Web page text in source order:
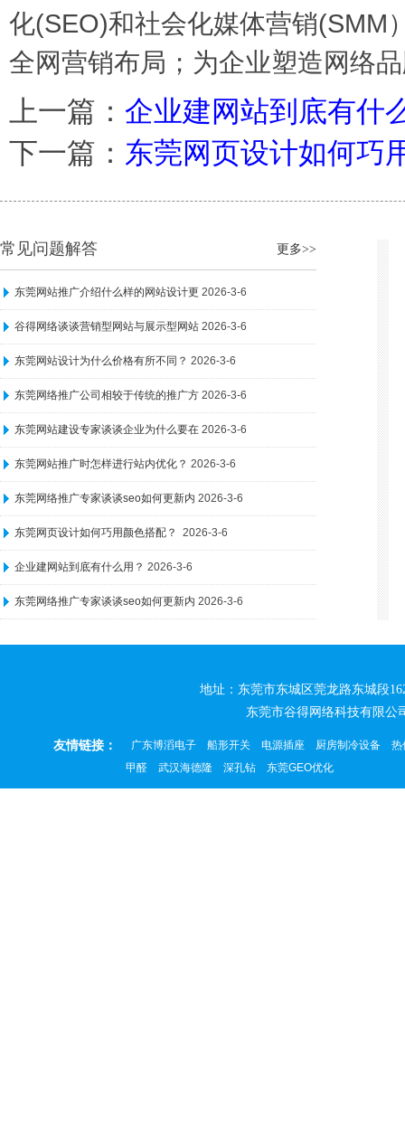
化(SEO)和社会化媒体营销(SMM
全网营销布局；为企业塑造网络
上一篇： 企业建网站到底有什
下一篇： 东莞网页设计如何巧
常见问题解答 更多>>
东莞网站推广介绍什么样的网站设计更 2026-3-6
谷得网络谈谈营销型网站与展示型网站 2026-3-6
东莞网站设计为什么价格有所不同？ 2026-3-6
东莞网络推广公司相较于传统的推广方 2026-3-6
东莞网站建设专家谈谈企业为什么要在 2026-3-6
东莞网站推广时怎样进行站内优化？ 2026-3-6
东莞网络推广专家谈谈seo如何更新内 2026-3-6
东莞网页设计如何巧用颜色搭配？ 2026-3-6
企业建网站到底有什么用？ 2026-3-6
东莞网络推广专家谈谈seo如何更新内 2026-3-6
地址：东莞市东城区莞龙路东城段
东莞市谷得网络科技有限公
友情链接： 广东博滔电子 船形开关 电源插座 厨房制冷设备
热
甲醛
武汉海德隆 深孔钻 东莞GEO优化